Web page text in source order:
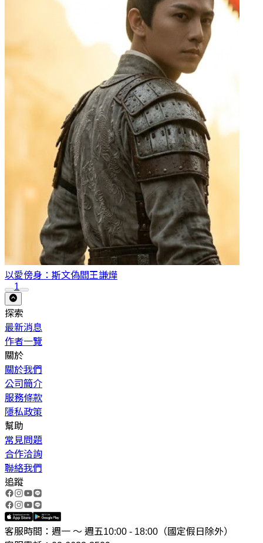
以愛傍身：斯文偽閻王謙燁
1
探索
最新消息
作者一覽
關於
關於我們
公司簡介
服務條款
隱私政策
幫助
常見問題
合作洽詢
聯絡我們
追蹤
客服時間：週一 ～ 週五10:00 - 18:00（國定假日除外）